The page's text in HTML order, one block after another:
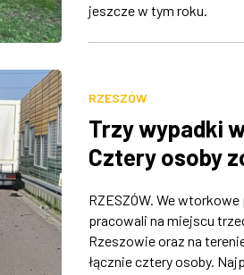
jeszcze w tym roku.
RZESZÓW
Trzy wypadki
Cztery osoby
RZESZÓW. We
pracowali na miejscu
Rzeszowie oraz na
łącznie cztery osoby.